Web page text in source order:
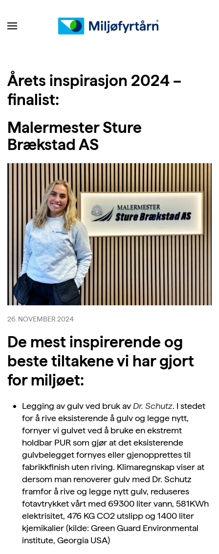
Årets inspirasjon 2024 –
finalist:
Malermester Sture
Brækstad AS
26. NOVEMBER 2024
De mest inspirerende og
beste tiltakene vi har gjort
for miljøet:
Legging av gulv ved bruk av Dr. Schutz. I stedet
for å rive eksisterende å gulv og legge nytt,
fornyer vi gulvet ved å bruke en ekstremt
holdbar PUR som gjør at det eksisterende
gulvbelegget fornyes eller gjenopprettes til
fabrikkfinish uten riving. Klimaregnskap viser at
dersom man renoverer gulv med Dr. Schutz
framfor å rive og legge nytt gulv, reduseres
fotavtrykket vårt med 69300 liter vann, 581KWh
elektrisitet, 476 KG CO2 utslipp og 1400 liter
kjemikalier (kilde: Green Guard Environmental
institute, Georgia USA)